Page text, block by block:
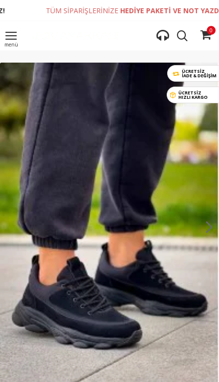
TÜM SİPARİŞLERİNİZEHEDİYE PAKETİ VE NOT YAZDIRMA
0
ÜCRETSİZ
İADE & DEĞIŞIM
ÜCRETSİZ
HIZLI KARGO